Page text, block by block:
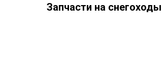
Запчасти на снегоходы